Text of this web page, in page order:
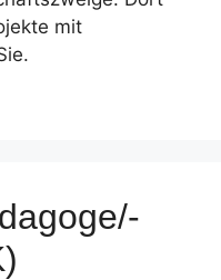
mit